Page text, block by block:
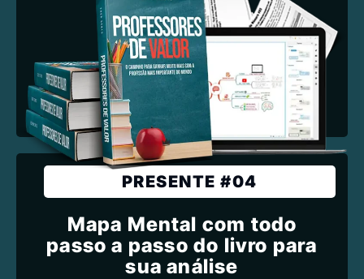
PRESENTE #04
Mapa Mental com todo
passo a passo do livro para
sua análise